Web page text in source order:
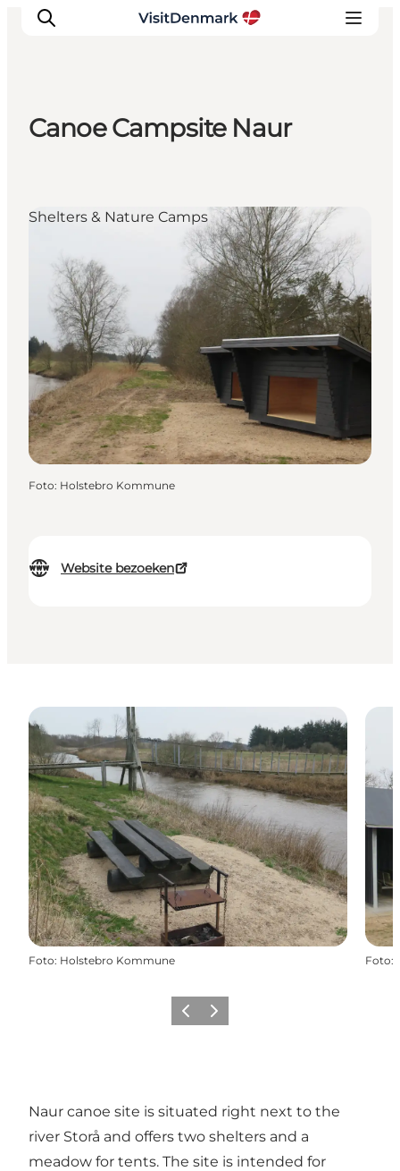
Accommodaties
Canoe Campsite Naur
Website bezoeken
Shelters & Nature Camps
Foto: Holstebro Kommune
Foto: Holstebro Kommune Foto:
Vorige Volgende
Naur canoe site is situated right next to the
river Storå and offers two shelters and a
meadow for tents. The site is intended for